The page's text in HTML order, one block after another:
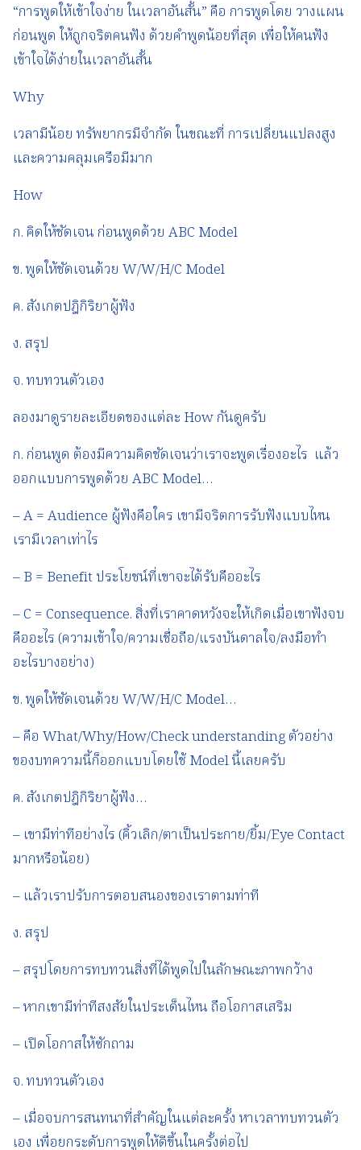
“การพูดให้เข้าใจง่าย ในเวลาอันสั้น” คือ การพูดโดย วางแผน
ก่อนพูด ให้ถูกจริตคนฟัง ด้วยคำพูดน้อยที่สุด เพื่อให้คนฟัง
เข้าใจได้ง่ายในเวลาอันสั้น
Why
เวลามีน้อย ทรัพยากรมีจำกัด ในขณะที่ การเปลี่ยนแปลงสูง
และความคลุมเครือมีมาก
How
ก. คิดให้ชัดเจน ก่อนพูดด้วย ABC Model
ข. พูดให้ชัดเจนด้วย W/W/H/C Model
ค. สังเกตปฎิกิริยาผู้ฟัง
ง. สรุป
จ. ทบทวนตัวเอง
ลองมาดูรายละเอียดของแต่ละ How กันดูครับ
ก. ก่อนพูด ต้องมีความคิดชัดเจนว่าเราจะพูดเรื่องอะไร แล้ว
ออกแบบการพูดด้วย ABC Model…
– A = Audience ผู้ฟังคือใคร เขามีจริตการรับฟังแบบไหน
เรามีเวลาเท่าไร
– B = Benefit ประโยชน์ที่เขาจะได้รับคืออะไร
– C = Consequence. สิ่งที่เราคาดหวังจะให้เกิดเมื่อเขาฟังจบ
คืออะไร (ความเข้าใจ/ความเชื่อถือ/แรงบันดาลใจ/ลงมือทำ
อะไรบางอย่าง)
ข. พูดให้ชัดเจนด้วย W/W/H/C Model…
– คือ What/Why/How/Check understanding ตัวอย่าง
ของบทความนี้ก็ออกแบบโดยใช้ Model นี้เลยครับ
ค. สังเกตปฎิกิริยาผู้ฟัง…
– เขามีท่าทีอย่างไร (คิ้วเลิก/ตาเป็นประกาย/ยิ้ม/Eye Contact
มากหรือน้อย)
– แล้วเราปรับการตอบสนองของเราตามท่าที
ง. สรุป
– สรุปโดยการทบทวนสิ่งที่ได้พูดไปในลักษณะภาพกว้าง
– หากเขามีท่าทีสงสัยในประเด็นไหน ถือโอกาสเสริม
– เปิดโอกาสให้ซักถาม
จ. ทบทวนตัวเอง
– เมื่อจบการสนทนาที่สำคัญในแต่ละครั้ง หาเวลาทบทวนตัว
เอง เพื่อยกระดับการพูดให้ดีขึ้นในครั้งต่อไป